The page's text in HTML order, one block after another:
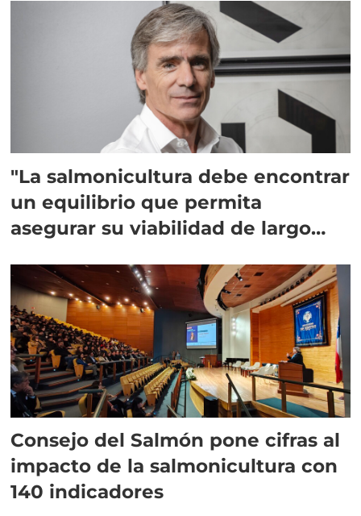
"La salmonicultura debe encontrar
un equilibrio que permita
asegurar su viabilidad de largo
Consejo del Salmón pone cifras al
impacto de la salmonicultura con
140 indicadores